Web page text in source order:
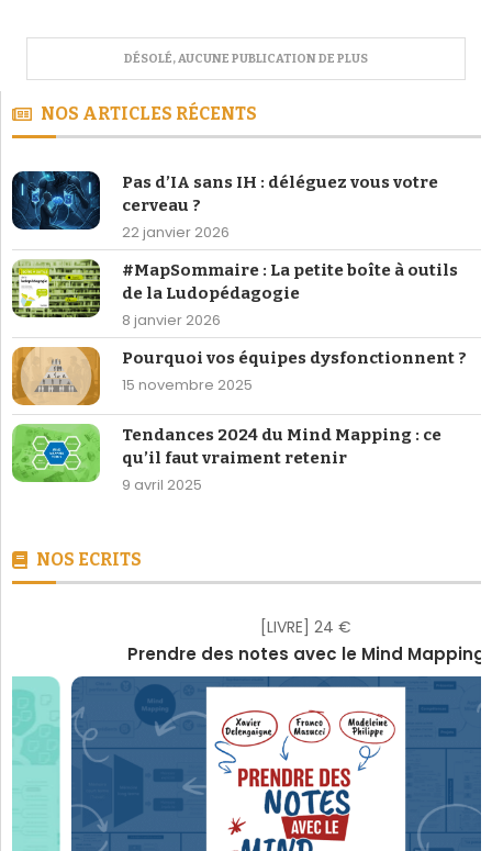
NOS ARTICLES RÉCENTS
Pas d’IA sans IH : déléguez vous votre
#MapSommaire : La petite boîte à outils
de la Ludopédagogie
8 janvier 2026
Pourquoi vos équipes dysfonctionnent ?
15 novembre 2025
Tendances 2024 du Mind Mapping : ce
qu’il faut vraiment retenir
9 avril 2025
NOS ECRITS
Prendre des notes avec le Mind Mapping